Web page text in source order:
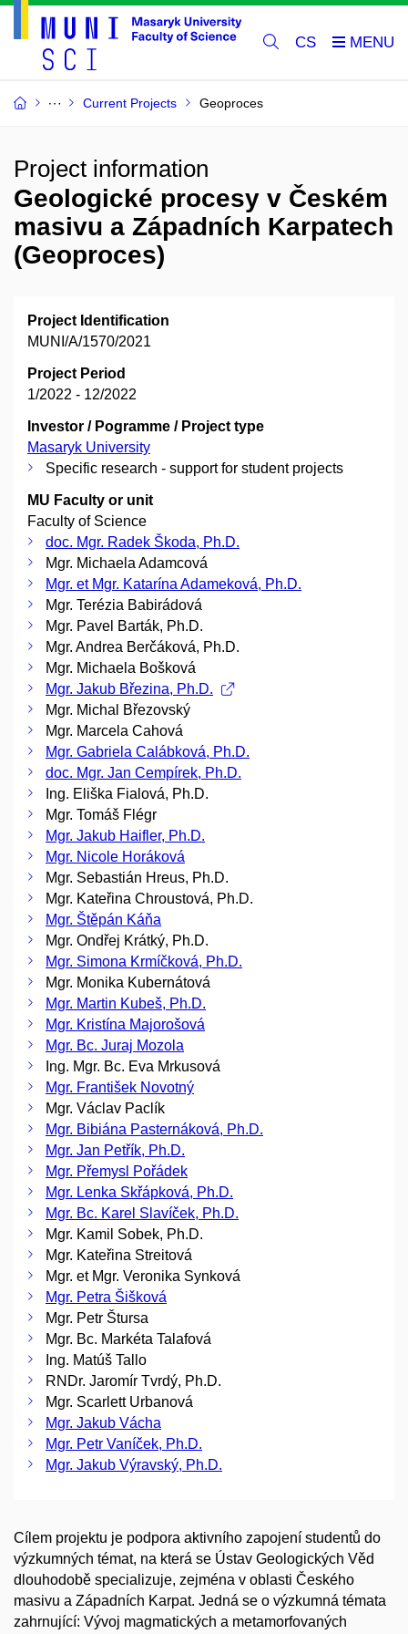
CS
Current Projects Geoproces
Project information
Geologické procesy v Českém
masivu a Západních Karpatech
(Geoproces)
Project Identification
MUNI/A/1570/2021
Project Period
1/2022 - 12/2022
Investor / Pogramme / Project type
Masaryk University
Specific research - support for student projects
MU Faculty or unit
Faculty of Science
doc. Mgr. Radek Škoda, Ph.D.
Mgr. Michaela Adamcová
Mgr. et Mgr. Katarína Adameková, Ph.D.
Mgr. Terézia Babirádová
Mgr. Pavel Barták, Ph.D.
Mgr. Andrea Berčáková, Ph.D.
Mgr. Michaela Bošková
Mgr. Jakub Březina, Ph.D.
Mgr. Michal Březovský
Mgr. Marcela Cahová
Mgr. Gabriela Calábková, Ph.D.
doc. Mgr. Jan Cempírek, Ph.D.
Ing. Eliška Fialová, Ph.D.
Mgr. Tomáš Flégr
Mgr. Jakub Haifler, Ph.D.
Mgr. Nicole Horáková
Mgr. Sebastián Hreus, Ph.D.
Mgr. Kateřina Chroustová, Ph.D.
Mgr. Štěpán Káňa
Mgr. Ondřej Krátký, Ph.D.
Mgr. Simona Krmíčková, Ph.D.
Mgr. Monika Kubernátová
Mgr. Martin Kubeš, Ph.D.
Mgr. Kristína Majorošová
Mgr. Bc. Juraj Mozola
Ing. Mgr. Bc. Eva Mrkusová
Mgr. František Novotný
Mgr. Václav Paclík
Mgr. Bibiána Pasternáková, Ph.D.
Mgr. Jan Petřík, Ph.D.
Mgr. Přemysl Pořádek
Mgr. Lenka Skřápková, Ph.D.
Mgr. Bc. Karel Slavíček, Ph.D.
Mgr. Kamil Sobek, Ph.D.
Mgr. Kateřina Streitová
Mgr. et Mgr. Veronika Synková
Mgr. Petra Šišková
Mgr. Petr Štursa
Mgr. Bc. Markéta Talafová
Ing. Matúš Tallo
RNDr. Jaromír Tvrdý, Ph.D.
Mgr. Scarlett Urbanová
Mgr. Jakub Vácha
Mgr. Petr Vaníček, Ph.D.
Mgr. Jakub Výravský, Ph.D.
Cílem projektu je podpora aktivního zapojení studentů do
výzkumných témat, na která se Ústav Geologických Věd
dlouhodobě specializuje, zejména v oblasti Českého
masivu a Západních Karpat. Jedná se o výzkumná témata
zahrnující: Vývoj magmatických a metamorfovaných